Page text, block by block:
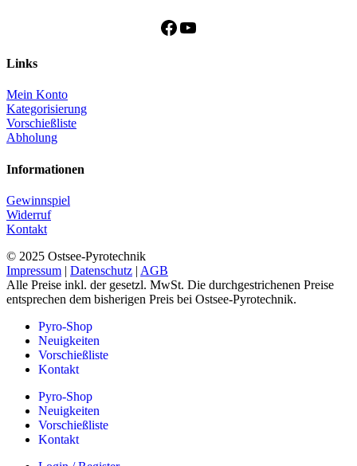
Facebook
YouTube
Links
Mein Konto
Kategorisierung
Vorschießliste
Abholung
Informationen
Gewinnspiel
Widerruf
Kontakt
© 2025 Ostsee-Pyrotechnik
Impressum | Datenschutz | AGB
Alle Preise inkl. der gesetzl. MwSt. Die durchgestrichenen Preise
entsprechen dem bisherigen Preis bei Ostsee-Pyrotechnik.
Pyro-Shop
Neuigkeiten
Vorschießliste
Kontakt
Pyro-Shop
Neuigkeiten
Vorschießliste
Kontakt